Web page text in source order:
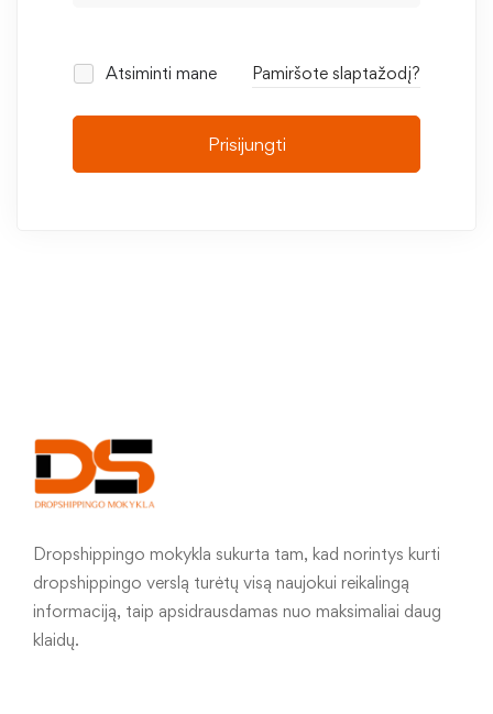
Atsiminti mane Pamiršote slaptažodį?
Prisijungti
Dropshippingo mokykla sukurta tam, kad norintys kurti
dropshippingo verslą turėtų visą naujokui reikalingą
informaciją, taip apsidrausdamas nuo maksimaliai daug
klaidų.